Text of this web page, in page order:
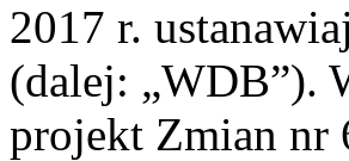
2017 r.
(dalej: „WDB”).
projekt Zmian nr